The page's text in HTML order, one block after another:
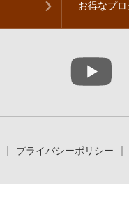
お得なプロ
プライバシーポリシー